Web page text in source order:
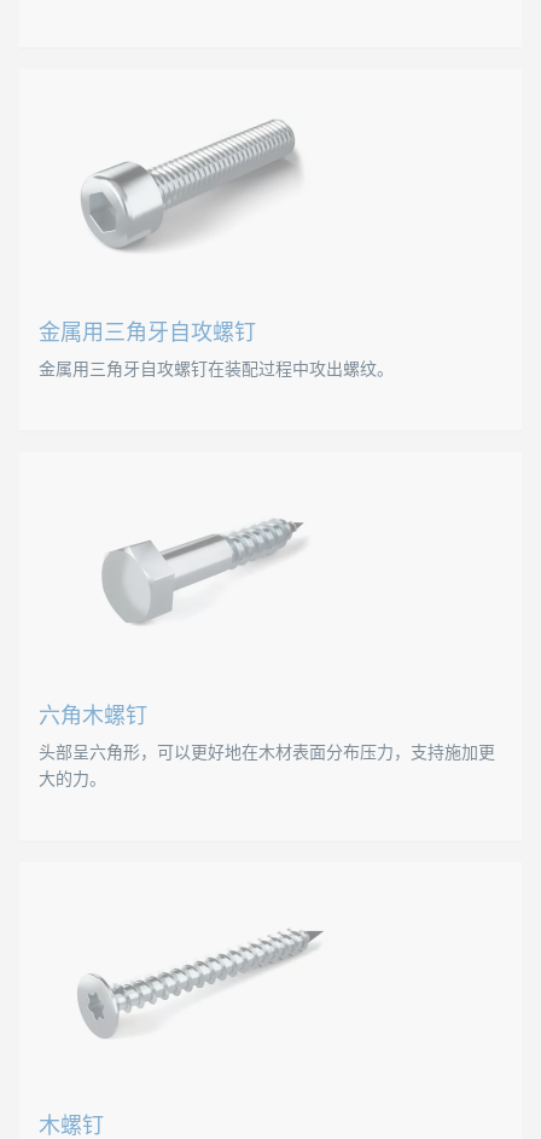
随着热塑性塑料越来越广泛的使用，所使用的螺钉即使在
标准
E 5451
E 1413
B 52004
B 52005
金属用三角牙自攻螺钉
金属用三角牙自攻螺钉在装配过程中攻出螺纹。
金属用三角牙自攻螺钉在装配过程中攻出螺纹，这就需要
DIN 7500 C (E)
DIN 7500 E
DIN 7500 M
六角木螺钉
头部呈六角形，可以更好地在木材表面分布压力，支持施加更
大的力。
六角形头部可以从外部夹紧，由于头部较大，能够更好地
标准
木螺钉